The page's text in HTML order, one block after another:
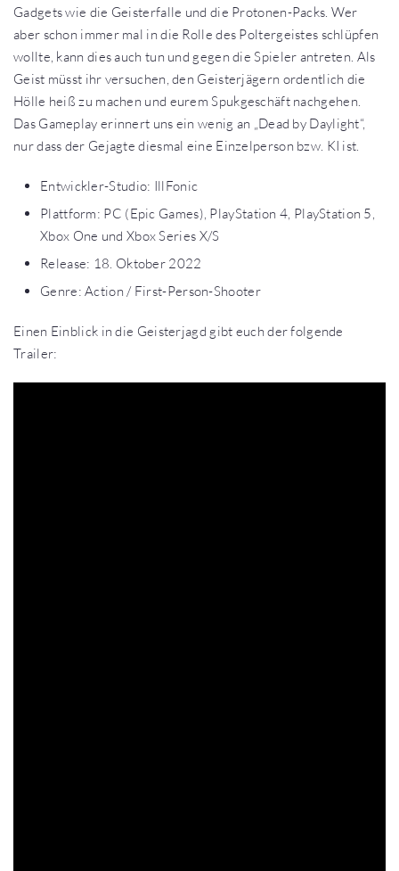
Gadgets wie die Geisterfalle und die Protonen-Packs. Wer
aber schon immer mal in die Rolle des Poltergeistes schlüpfen
wollte, kann dies auch tun und gegen die Spieler antreten. Als
Geist müsst ihr versuchen, den Geisterjägern ordentlich die
Hölle heiß zu machen und eurem Spukgeschäft nachgehen.
Das Gameplay erinnert uns ein wenig an „Dead by Daylight“,
nur dass der Gejagte diesmal eine Einzelperson bzw. KI ist.
Entwickler-Studio: IllFonic
Plattform: PC (Epic Games), PlayStation 4, PlayStation 5,
Xbox One und Xbox Series X/S
Release: 18. Oktober 2022
Genre: Action / First-Person-Shooter
Einen Einblick in die Geisterjagd gibt euch der folgende
Trailer: